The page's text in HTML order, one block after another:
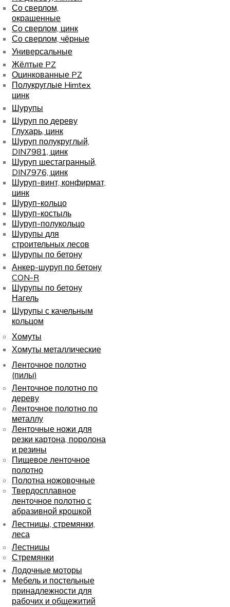
Со сверлом,
окрашенные
Со сверлом, цинк
Со сверлом, чёрные
Универсальные
Жёлтые PZ
Оцинкованные PZ
Полукруглые Himtex
цинк
Шурупы
Шуруп по дереву
Глухарь, цинк
Шуруп полукруглый,
DIN7981, цинк
Шуруп шестагранный,
DIN7976, цинк
Шуруп-винт, конфирмат,
цинк
Шуруп-кольцо
Шуруп-костыль
Шуруп-полукольцо
Шурупы для
строительных лесов
Шурупы по бетону
Анкер-шуруп по бетону
CON-R
Шурупы по бетону
Нагель
Шурупы с качельным
кольцом
Хомуты
Хомуты металлические
Ленточное полотно
(пилы)
Ленточное полотно по
дереву
Ленточное полотно по
металлу
Ленточные ножи для
резки картона, поролона
и резины
Пищевое ленточное
полотно
Полотна ножовочные
Твердосплавное
ленточное полотно с
абразивной крошкой
Лестницы, стремянки,
леса
Лестницы
Стремянки
Лодочные моторы
Мебель и постельные
принадлежности для
рабочих и общежитий